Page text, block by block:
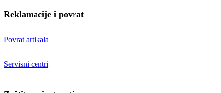
Reklamacije i povrat
Povrat artikala
Servisni centri